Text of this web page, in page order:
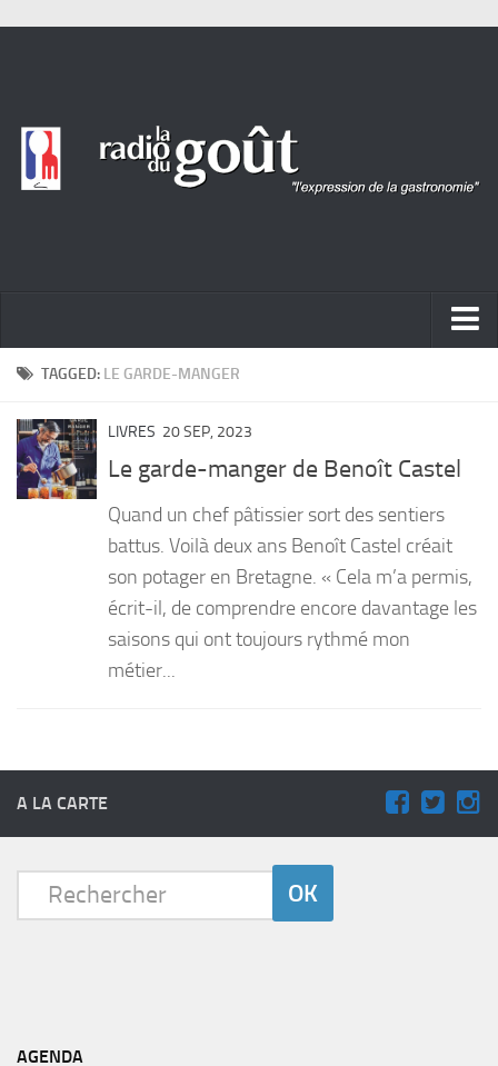
ACTUALITÉ
PORTRAITS
LIVRES
TAGGED: LE GARDE-MANGER
LIVRES 20 SEP, 2023
Le garde-manger de Benoît Castel
Quand un chef pâtissier sort des sentiers
battus. Voilà deux ans Benoît Castel créait
son potager en Bretagne. « Cela m’a permis,
écrit-il, de comprendre encore davantage les
saisons qui ont toujours rythmé mon
métier...
A LA CARTE
AGENDA